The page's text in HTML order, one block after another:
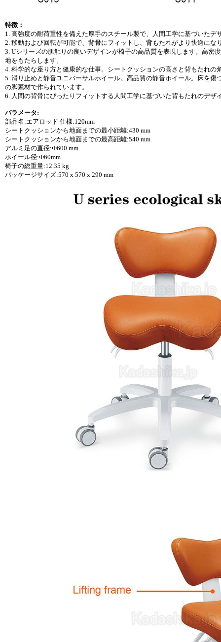
特徴：
1. 高強度の耐荷重性を備えた厚手のスチール製で、人間工学に基づいた
2. 移動および回転が可能で、背骨にフィットし、背もたれがより快適にな
3. Uシリーズの肌触りの良いデザインが椅子の高品質を表現します。高
地をもたらします。
4. 科学的な座り方と健康的な仕事。シートクッションの高さと背もたれ
5. 滑り止めと静音ユニバーサルホイール。高品質の静音ホイール。床を
の脚素材で作られています。
6. 人間の背骨にぴったりフィットする人間工学に基づいた背もたれのデ
パラメータ:
部品名:エアロッド 仕様:120mm
シートクッションから地面までの最小距離:430 mm
シートクッションから地面までの最高距離:540 mm
アルミ足の直径:Ф600 mm
ホイール径:Ф60mm
椅子の総重量:12.35 kg
パッケージサイズ:570 x 570 x 290 mm